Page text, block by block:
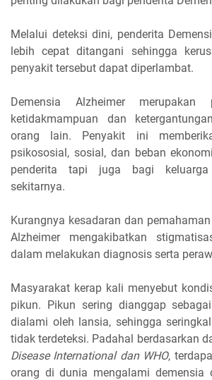
Melalui deteksi dini, penderita
lebih cepat ditangani sehingga
penyakit tersebut dapat diperlambat.
Demensia Alzheimer merupakan
ketidakmampuan dan
orang lain. Penyakit ini
psikososial, sosial, dan beban
penderita tapi juga bagi
sekitarnya.
Kurangnya kesadaran dan
Alzheimer mengakibatkan
dalam melakukan diagnosis serta
Masyarakat kerap kali menyebut
pikun. Pikun sering dianggap
dialami oleh lansia, sehingga
tidak terdeteksi. Padahal berdasarkan
Disease International dan WHO,
orang di dunia mengalami demensia